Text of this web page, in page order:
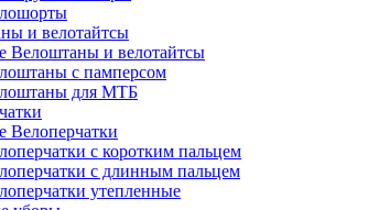
и велотайтсы
Велоштаны и велотайтсы
с памперсом
для МТБ
Велоперчатки
с коротким пальцем
с длинным пальцем
утепленные